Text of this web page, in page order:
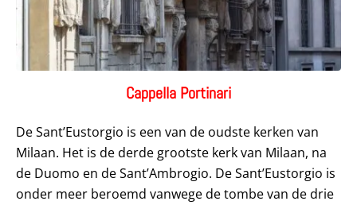
Cappella Portinari
De Sant’Eustorgio is een van de oudste kerken van
Milaan. Het is de derde grootste kerk van Milaan, na
de Duomo en de Sant’Ambrogio. De Sant’Eustorgio is
onder meer beroemd vanwege de tombe van de drie